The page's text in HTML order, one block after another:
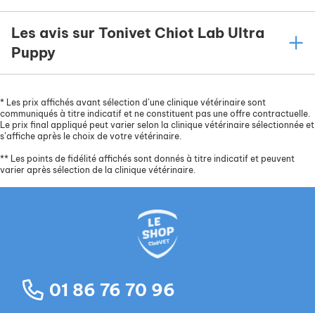
Les avis sur Tonivet Chiot Lab Ultra
Puppy
* Les prix affichés avant sélection d’une clinique vétérinaire sont
communiqués à titre indicatif et ne constituent pas une offre contractuelle.
Le prix final appliqué peut varier selon la clinique vétérinaire sélectionnée et
s’affiche après le choix de votre vétérinaire.
** Les points de fidélité affichés sont donnés à titre indicatif et peuvent
varier après sélection de la clinique vétérinaire.
01 86 76 70 96